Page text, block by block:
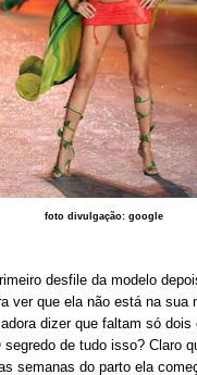
foto divulgação: google
desfile da modelo
ver que ela não está na sua
dizer que faltam só dois
de tudo isso? Claro
semanas do parto ela